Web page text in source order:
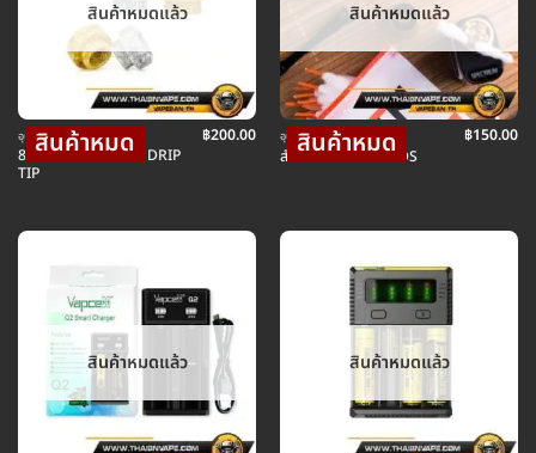
สินค้าหมดแล้ว
อุปกรณ์ บุหรี่ไฟฟ้า
810 GOLD AMP SS DRIP
TIP
฿200.00
สินค้าหมดแล้ว
อุปกรณ์ บุหรี่ไฟฟ้า
สำลี COTN THREADS
฿150.00
สินค้าหมดแล้ว สินค้าหมดแล้ว